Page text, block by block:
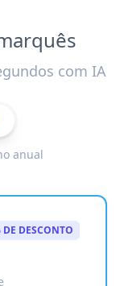
com IA
anual
DESCONTO